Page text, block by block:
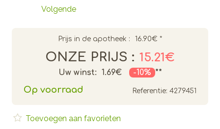
Volgende
Prijs in de apotheek : 16.90€ *
ONZE PRIJS : 15.21€
Uw winst: 1.69€ -10% **
Op voorraad Referentie: 4279451
Toevoegen aan favorieten